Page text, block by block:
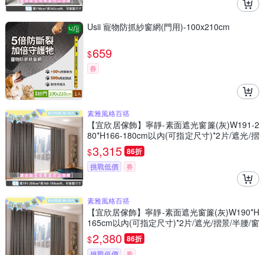
Usii 寵物防抓紗窗網(門用)-100x210cm
$659
券
素雅風格百搭
【宜欣居傢飾】寧靜-素面遮光窗簾(灰)W191-2
80*H166-180cm以內(可指定尺寸)*2片/遮光/摺
景/半腰/窗簾/台灣製MIT
$3,315 86折
挑戰低價 券
素雅風格百搭
【宜欣居傢飾】寧靜-素面遮光窗簾(灰)W190*H
165cm以內(可指定尺寸)*2片/遮光/摺景/半腰/窗
簾/台灣製MIT
$2,380 86折